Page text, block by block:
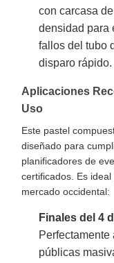
con carcasa
densidad para
fallos del tubo
disparo rápido.
Aplicaciones
Uso
Este pastel
diseñado para
planificadores de
certificados. Es
mercado occidental:
Finales del 4
públicas